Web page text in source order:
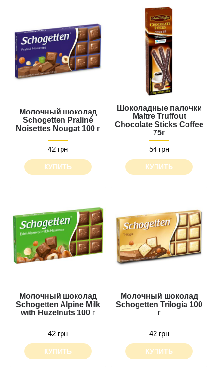
Молочный шоколад
Schogetten Praliné
Noisettes Nougat 100 г
42 грн
КУПИТЬ
Шоколадные палочки
Maitre Truffout
Chocolate Sticks Сoffee
75г
54 грн
КУПИТЬ
Молочный шоколад
Schogetten Alpine Milk
with Huzelnuts 100 г
42 грн
КУПИТЬ
Молочный шоколад
Schogetten Trilogia 100
г
42 грн
КУПИТЬ